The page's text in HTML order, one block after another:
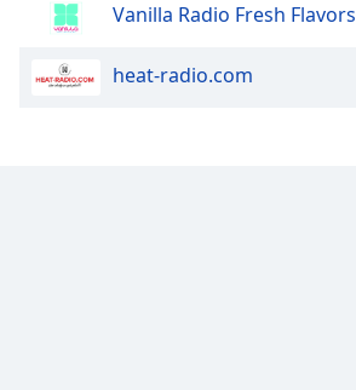
Vanilla Radio Fresh Flavors
heat-radio.com